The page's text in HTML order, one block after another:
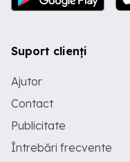
Suport clienți
Ajutor
Contact
Publicitate
Întrebări frecvente